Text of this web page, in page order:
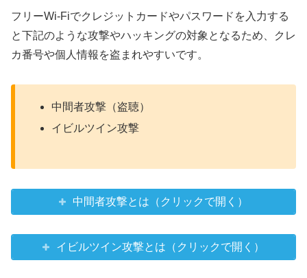
フリーWi-Fiでクレジットカードやパスワードを入力する
と下記のような攻撃やハッキングの対象となるため、クレ
カ番号や個人情報を盗まれやすいです。
中間者攻撃（盗聴）
イビルツイン攻撃
中間者攻撃とは（クリックで開く）
イビルツイン攻撃とは（クリックで開く）